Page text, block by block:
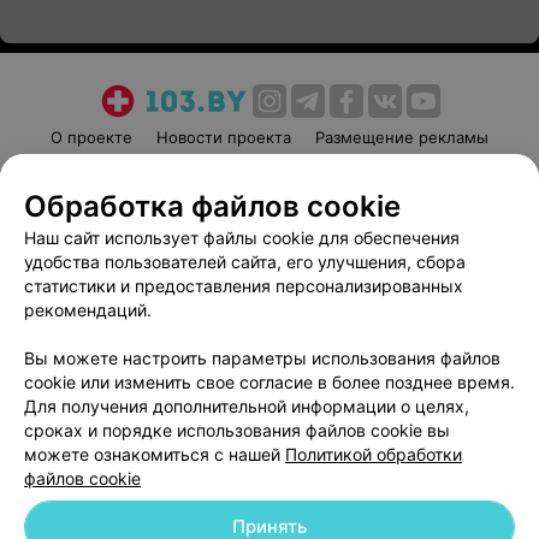
О проекте Новости проекта
Размещение рекламы
Пользовательское соглашение
Способы оплаты
Вакансии
Партнеры
Написать руководителю 103.by
Обработка персональных данных
Обработка файлов cookie
Наш сайт использует файлы cookie для обеспечения
удобства пользователей сайта, его улучшения, сбора
статистики и предоставления персонализированных
рекомендаций.
Вы можете настроить параметры использования файлов
cookie или изменить свое согласие в более позднее время.
Для получения дополнительной информации о целях,
сроках и порядке использования файлов cookie вы
можете ознакомиться с нашей Политикой обработки
файлов cookie
Принять